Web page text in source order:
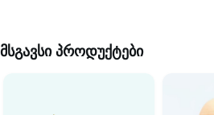
მსგავსი პროდუქტები